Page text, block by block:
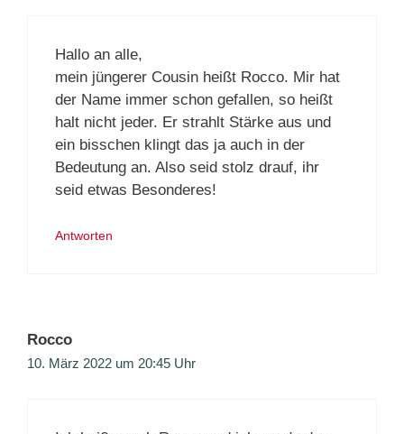
Hallo an alle,
mein jüngerer Cousin heißt Rocco. Mir hat
der Name immer schon gefallen, so heißt
halt nicht jeder. Er strahlt Stärke aus und
ein bisschen klingt das ja auch in der
Bedeutung an. Also seid stolz drauf, ihr
seid etwas Besonderes!
Antworten
Rocco
10. März 2022 um 20:45 Uhr